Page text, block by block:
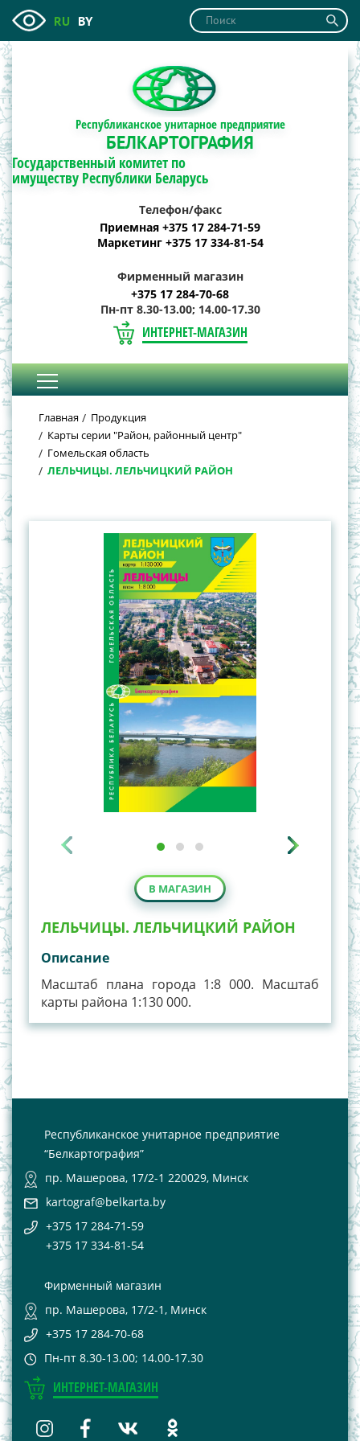
RU BY
Республиканское унитарное предприятие
БЕЛКАРТОГРАФИЯ
Государственный комитет по
имуществу Республики Беларусь
Телефон/факс
Приемная +375 17 284-71-59
Маркетинг +375 17 334-81-54
Фирменный магазин
+375 17 284-70-68
Пн-пт 8.30-13.00; 14.00-17.30
ИНТЕРНЕТ-МАГАЗИН
Главная
Продукция
Карты серии "Район, районный центр"
Гомельская область
ЛЕЛЬЧИЦЫ. ЛЕЛЬЧИЦКИЙ РАЙОН
В МАГАЗИН
ЛЕЛЬЧИЦЫ. ЛЕЛЬЧИЦКИЙ РАЙОН
Описание
Масштаб плана города 1:8 000. Масштаб
карты района 1:130 000.
Республиканское унитарное предприятие
“Белкартография”
пр. Машерова, 17/2-1 220029, Минск
kartograf@belkarta.by
+375 17 284-71-59
+375 17 334-81-54
Фирменный магазин
пр. Машерова, 17/2-1, Минск
+375 17 284-70-68
Пн-пт 8.30-13.00; 14.00-17.30
ИНТЕРНЕТ-МАГАЗИН